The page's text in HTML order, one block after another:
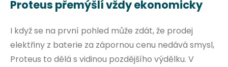
Proteus přemýšlí vždy ekonomicky
I když se na první pohled může zdát, že prodej
elektřiny z baterie za zápornou cenu nedává smysl,
Proteus to dělá s vidinou pozdějšího výdělku. V